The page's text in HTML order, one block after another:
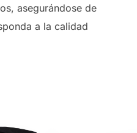
asegurándose de
a la calidad